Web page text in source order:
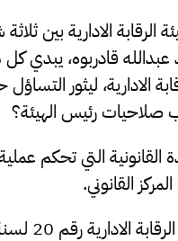
الادارية بين
قادربوه، يبدي
الادارية، ليثور
صلاحيات رئيس الهيئة؟
القانونية التي تحكم
القانوني.